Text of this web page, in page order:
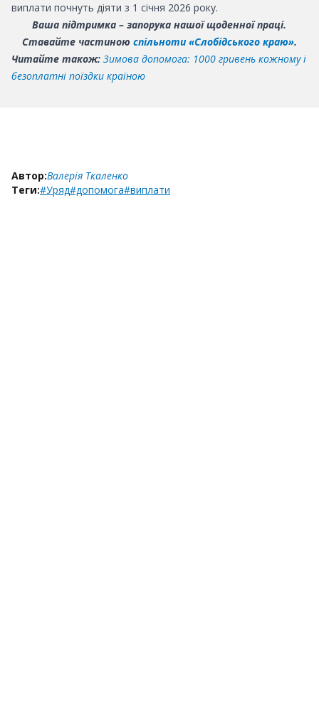
виплати почнуть діяти з 1 січня 2026 року.
Ваша підтримка – запорука нашої щоденної праці.
Ставайте частиною спільноти «Слобідського краю».
Читайте також: Зимова допомога: 1000 гривень кожному і
безоплатні поїздки країною
Автор:Валерія Ткаленко
Теги:#Уряд#допомога#виплати